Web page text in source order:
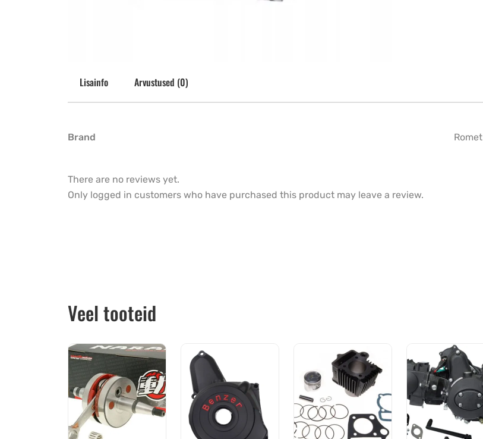
Lisainfo Arvustused (0)
Brand Romet
There are no reviews yet.
Only logged in customers who have purchased this product may leave a review.
Veel tooteid